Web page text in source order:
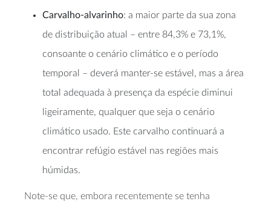
Carvalho-alvarinho: a maior parte da sua zona
de distribuição atual – entre 84,3% e 73,1%,
consoante o cenário climático e o período
temporal – deverá manter-se estável, mas a área
total adequada à presença da espécie diminui
ligeiramente, qualquer que seja o cenário
climático usado. Este carvalho continuará a
encontrar refúgio estável nas regiões mais
húmidas.
Note-se que, embora recentemente se tenha